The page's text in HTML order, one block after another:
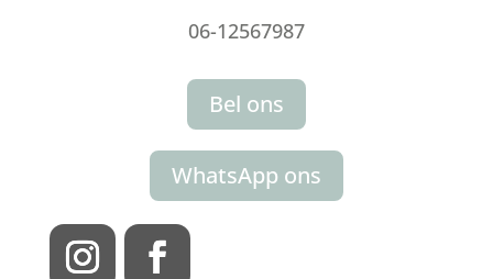
06-12567987
Bel ons
WhatsApp ons